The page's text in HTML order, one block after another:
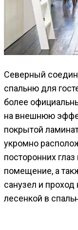
Северный
спальню для
более
на внешнюю
покрытой
укромно
посторонних
помещение, а
санузел и
лесенкой в